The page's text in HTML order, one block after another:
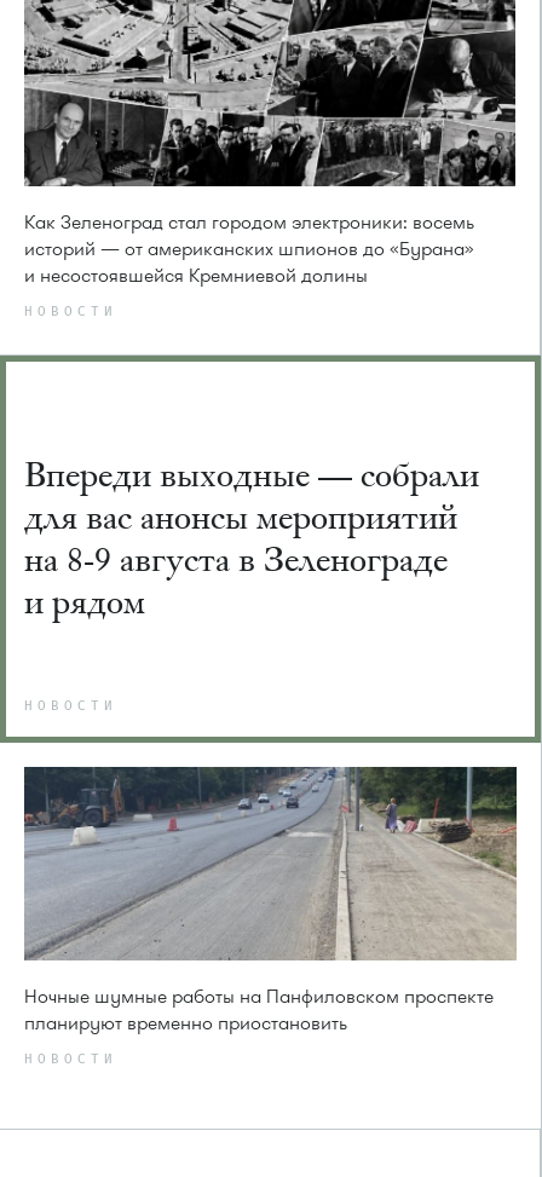
Как Зеленоград стал городом электроники: восемь
историй — от американских шпионов до «Бурана»
и несостоявшейся Кремниевой долины
НОВОСТИ
Впереди выходные — собрали
для вас анонсы мероприятий
на 8-9 августа в Зеленограде
и рядом
НОВОСТИ
Ночные шумные работы на Панфиловском проспекте
планируют временно приостановить
НОВОСТИ